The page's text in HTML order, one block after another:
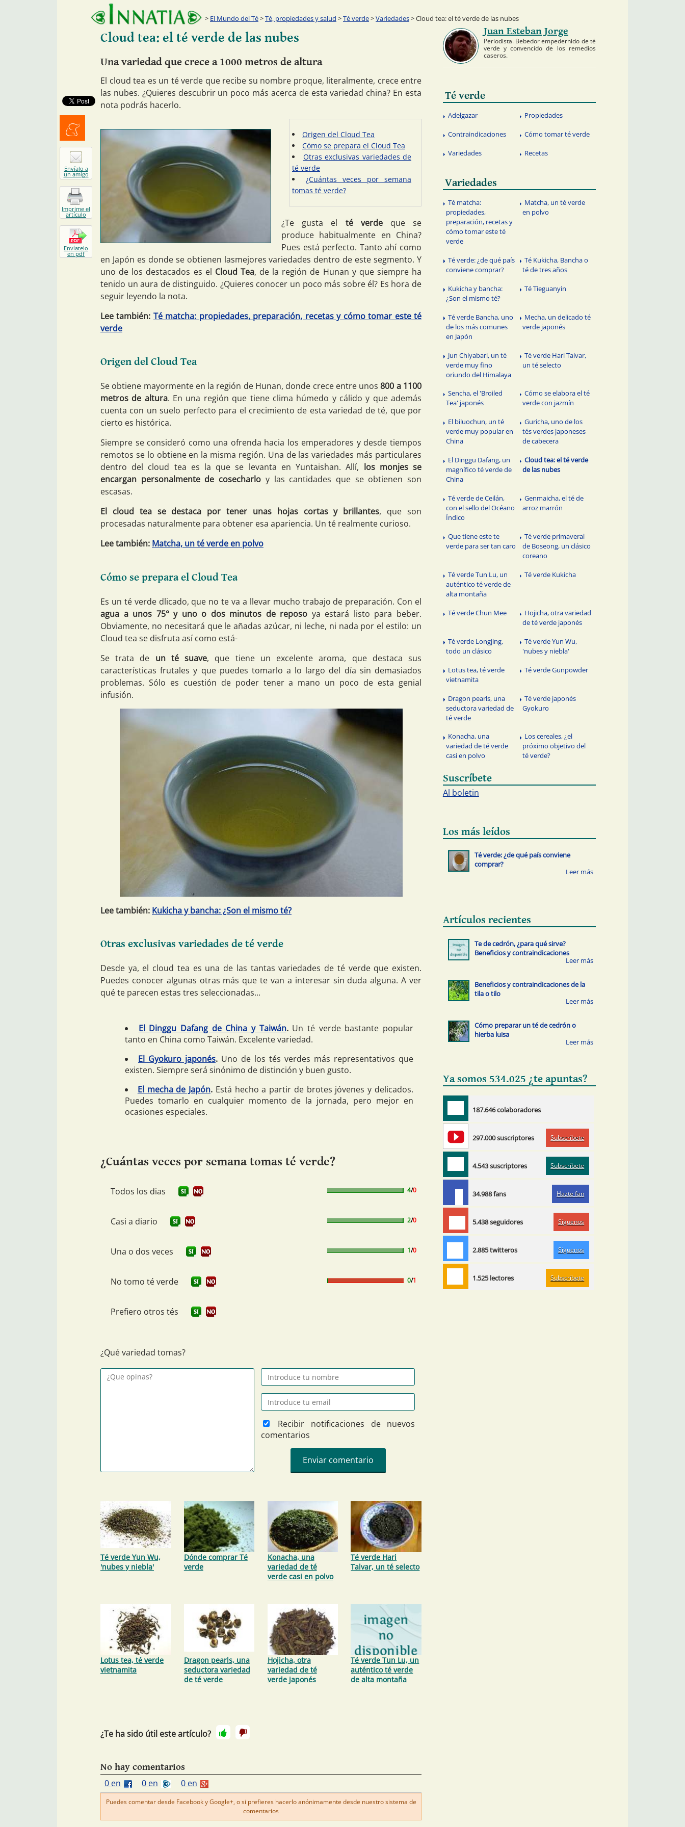
El Mundo del Té>Té, propiedades y salud >Té verde>Variedades> Cloud tea: el té verde de las nubes
Cloud tea: el té verde de las nubes
Una variedad que crece a 1000 metros de altura
El cloud tea es un té verde que recibe su nombre proque, literalmente, crece entre
las nubes. ¿Quieres descubrir un poco más acerca de esta variedad china? En esta
nota podrás hacerlo.
Origen del Cloud Tea
Cómo se prepara el Cloud Tea
Otras exclusivas variedades de
té verde
¿Cuántas veces por semana
tomas té verde?
¿Te gusta el té verdeque se
produce habitualmente en China?
Pues está perfecto. Tanto ahí como
en Japón es donde se obtienen lasmejores variedades dentro de este segmento. Y
uno de los destacados es el Cloud Tea, de la región de Hunan y que siempre ha
tenido un aura de distinguido. ¿Quieres conocer un poco más sobre él? Es hora de
seguir leyendo la nota.
Lee también: Té matcha: propiedades, preparación, recetas y cómo tomar este té
verde
Origen del Cloud Tea
Se obtiene mayormente en la región de Hunan, donde crece entre unos800 a 1100
metros de altura. En una región que tiene clima húmedo y cálido y que además
cuenta con un suelo perfecto para el crecimiento de esta variedad de té, que por
cierto es histórica.
Siempre se consideró como una ofrenda hacia los emperadores y desde tiempos
remotos se lo obtiene en la misma región. Una de las variedades más particulares
dentro del cloud tea es la que se levanta en Yuntaishan. Allí, los monjes se
encargan personalmente de cosecharlo y las cantidades que se obtienen son
escasas.
El cloud tea se destaca por tener unas hojas cortas y brillantes, que son
procesadas naturalmente para obtener esa apariencia. Un té realmente curioso.
Lee también: Matcha, un té verde en polvo
Cómo se prepara el Cloud Tea
Es un té verde dlicado, que no te va a llevar mucho trabajo de preparación. Con el
agua a unos 75° y uno o dos minutos de reposo ya estará listo para beber.
Obviamente, no necesitará que le añadas azúcar, ni leche, ni nada por el estilo: un
Cloud tea se disfruta así como está-
Se trata de un té suave, que tiene un excelente aroma, que destaca sus
características frutales y que puedes tomarlo a lo largo del día sin demasiados
problemas. Sólo es cuestión de poder tener a mano un poco de esta genial
infusión.
Lee también: Kukicha y bancha: ¿Son el mismo té?
Otras exclusivas variedades de té verde
Desde ya, el cloud tea es una de las tantas variedades de té verde que existen.
Puedes conocer algunas otras más que te van a interesar sin duda alguna. A ver
qué te parecen estas tres seleccionadas...
El Dinggu Dafang de China y Taiwán.Un té verde bastante popular
tanto en China como Taiwán. Excelente variedad.
El Gyokuro japonés. Uno de los tés verdes más representativos que
existen. Siempre será sinónimo de distinción y buen gusto.
El mecha de Japón. Está hecho a partir de brotes jóvenes y delicados.
Puedes tomarlo en cualquier momento de la jornada, pero mejor en
ocasiones especiales.
¿Cuántas veces por semana tomas té verde?
Todos los dias 4/0
Casi a diario 2/0
Una o dos veces 1/0
No tomo té verde 0/1
Prefiero otros tés
¿Qué variedad tomas?
Recibir notificaciones de nuevos
comentarios
Té verde Yun Wu,
'nubes y niebla'
Dónde comprar Té
verde
Konacha, una
variedad de té
verde casi en polvo
Té verde Hari
Talvar, un té selecto
Lotus tea, té verde
vietnamita
Dragon pearls, una
seductora variedad
de té verde
Hojicha, otra
variedad de té
verde japonés
Té verde Tun Lu, un
auténtico té verde
de alta montaña
¿Te ha sido útil este artículo?
No hay comentarios
0 en
0 en 0 en
Puedes comentar desde Facebook y Google+, o si prefieres hacerlo anónimamente desde nuestro sistema de
comentarios
Juan Esteban Jorge
Periodista. Bebedor empedernido de té
verde y convencido de los remedios
caseros.
Té verde
Adelgazar Propiedades
Contraindicaciones Cómo tomar té verde
Variedades Recetas
Variedades
Té matcha:
propiedades,
preparación, recetas y
cómo tomar este té
verde
Matcha, un té verde
en polvo
Té verde: ¿de qué país
conviene comprar?
Té Kukicha, Bancha o
té de tres años
Kukicha y bancha:
¿Son el mismo té?
Té Tieguanyin
Té verde Bancha, uno
de los más comunes
en Japón
Mecha, un delicado té
verde japonés
Jun Chiyabari, un té
verde muy fino
oriundo del Himalaya
Té verde Hari Talvar,
un té selecto
Sencha, el 'Broiled
Tea' japonés
Cómo se elabora el té
verde con jazmín
El biluochun, un té
verde muy popular en
China
Guricha, uno de los
tés verdes japoneses
de cabecera
El Dinggu Dafang, un
magnífico té verde de
China
Cloud tea: el té verde
de las nubes
Té verde de Ceilán,
con el sello del Océano
Índico
Genmaicha, el té de
arroz marrón
Que tiene este te
verde para ser tan caro
Té verde primaveral
de Boseong, un clásico
coreano
Té verde Tun Lu, un
auténtico té verde de
alta montaña
Té verde Kukicha
Té verde Chun Mee
Hojicha, otra variedad
de té verde japonés
Té verde Longjing,
todo un clásico
Té verde Yun Wu,
'nubes y niebla'
Lotus tea, té verde
vietnamita
Té verde Gunpowder
Dragon pearls, una
seductora variedad de
té verde
Té verde japonés
Gyokuro
Konacha, una
variedad de té verde
casi en polvo
Los cereales, ¿el
próximo objetivo del
té verde?
Suscríbete
Al boletin
Los más leídos
Té verde: ¿de qué país conviene
comprar?
Artículos recientes
Te de cedrón, ¿para qué sirve?
Beneficios y contraindicaciones
Beneficios y contraindicaciones de la
tila o tilo
Cómo preparar un té de cedrón o
hierba luisa
Ya somos 534.025 ¿te apuntas?
187.646 colaboradores
297.000 suscriptores Subscríbete
4.543 suscriptores Subscríbete
34.988 fans Hazte fan
5.438 seguidores Síguenos
2.885 twitteros Síguenos
1.525 lectores Subscríbete
Menéalo
Envíalo a
un amigo
Imprime el
artículo
Envíatelo
en pdf